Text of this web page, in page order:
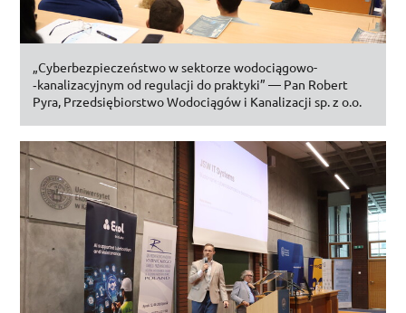
„Cyberbezpieczeństwo w sektorze wodociągowo­
‑kanalizacyjnym od regulacji do praktyki” — Pan Robert
Pyra, Przedsiębiorstwo Wodociągów i Kanalizacjisp. zo.o.